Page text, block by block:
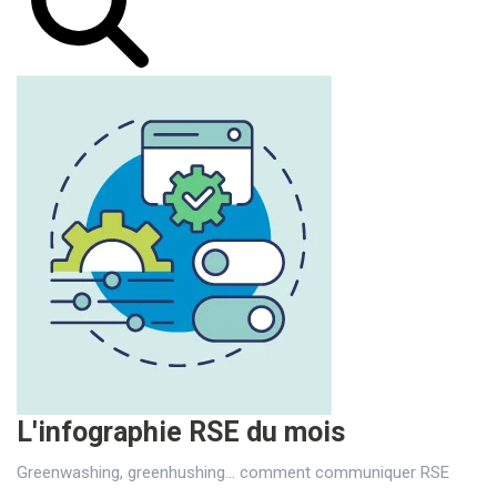
L'infographie RSE du mois
Greenwashing, greenhushing… comment communiquer RSE